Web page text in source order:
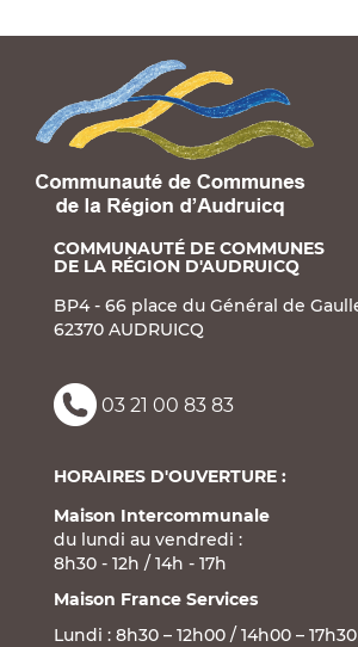
COMMUNAUTÉ DE COMMUNES
DE LA RÉGION D'AUDRUICQ
BP4 - 66 place du Général de
62370 AUDRUICQ
03 21 00 83 83
HORAIRES D'OUVERTURE :
Maison Intercommunale
du lundi au vendredi :
8h30 - 12h / 14h - 17h
Maison France Services
Lundi : 8h30 – 12h00 / 14h00 – 17h30